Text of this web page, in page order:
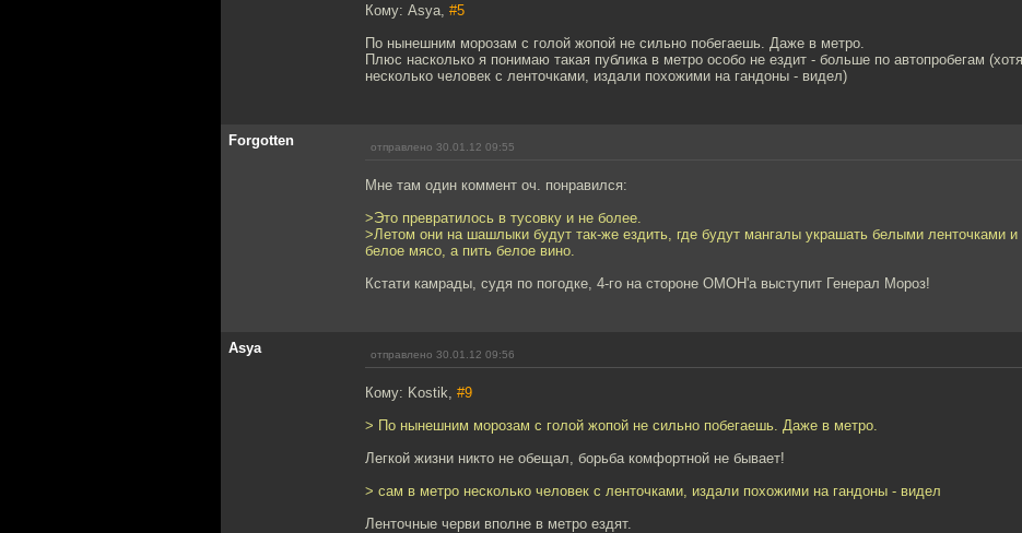
Кому: Asya, #5
По нынешним морозам с голой жопой не сильно побегаешь. Даже в метро.
Плюс насколько я понимаю такая публика в метро особо не ездит - больше по автопробегам
несколько человек с ленточками, издали похожими на гандоны - видел)
Forgotten отправлено 30.01.12 09:55
Мне там один коммент оч. понравился:
>Это превратилось в тусовку и не более.
>Летом они на шашлыки будут так-же ездить, где будут мангалы украшать белыми ленточками
белое мясо, а пить белое вино.
Кстати камрады, судя по погодке, 4-го на стороне ОМОН'а выступит Генерал Мороз!
Asya отправлено 30.01.12 09:56
Кому: Kostik, #9
> По нынешним морозам с голой жопой не сильно побегаешь. Даже в метро.
Легкой жизни никто не обещал, борьба комфортной не бывает!
> сам в метро несколько человек с ленточками, издали похожими на гандоны - видел
Ленточные черви вполне в метро ездят.